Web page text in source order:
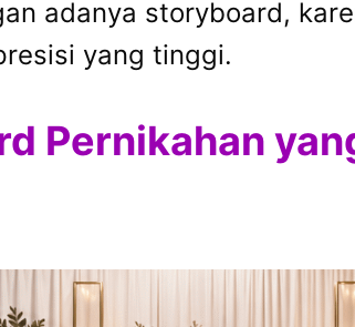
adanya storyboard,
yang tinggi.
Pernikahan